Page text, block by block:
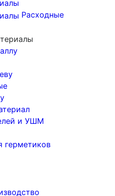
Расходные
и УШМ
герметиков